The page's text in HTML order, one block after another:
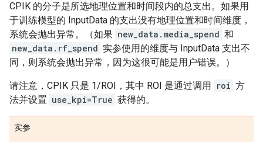
CPIK 的分子是所选地理位置和时间段内的总支出。如果用
于训练模型的 InputData 的支出没有地理位置和时间维度，
系统会抛出异常。（如果 new_data.media_spend 和
new_data.rf_spend 实参使用的维度与 InputData 支出不
同，则系统会抛出异常，因为这很可能是用户错误。）
请注意，CPIK 只是 1/ROI，其中 ROI 是通过调用 roi 方
法并设置 use_kpi=True 获得的。
实参